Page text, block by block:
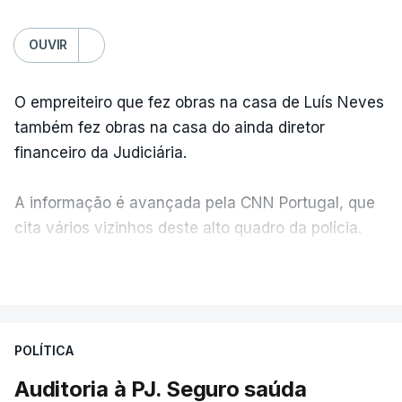
OUVIR
O empreiteiro que fez obras na casa de Luís Neves
também fez obras na casa do ainda diretor
financeiro da Judiciária.
A informação é avançada pela CNN Portugal, que
cita vários vizinhos deste alto quadro da polícia.
apreendido numa operação de droga.
POLÍTICA
Auditoria à PJ. Seguro saúda